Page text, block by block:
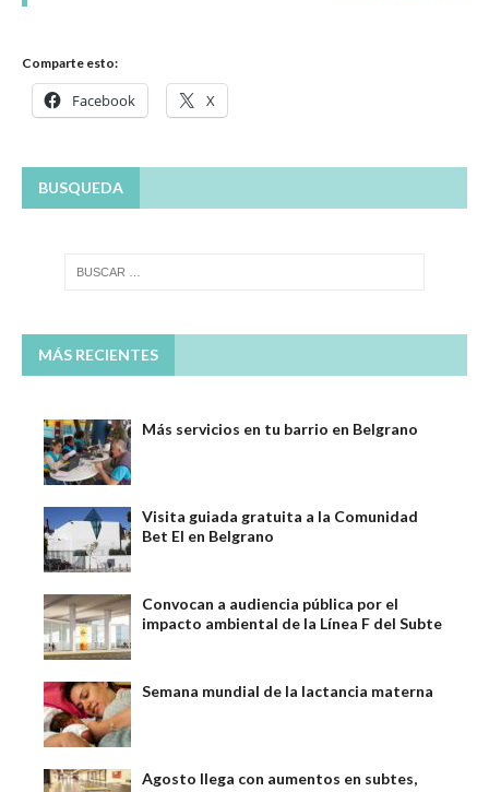
Comparte esto:
Facebook X
BUSQUEDA
MÁS RECIENTES
Más servicios en tu barrio en Belgrano
Visita guiada gratuita a la Comunidad
Bet El en Belgrano
Convocan a audiencia pública por el
impacto ambiental de la Línea F del Subte
Semana mundial de la lactancia materna
Agosto llega con aumentos en subtes,